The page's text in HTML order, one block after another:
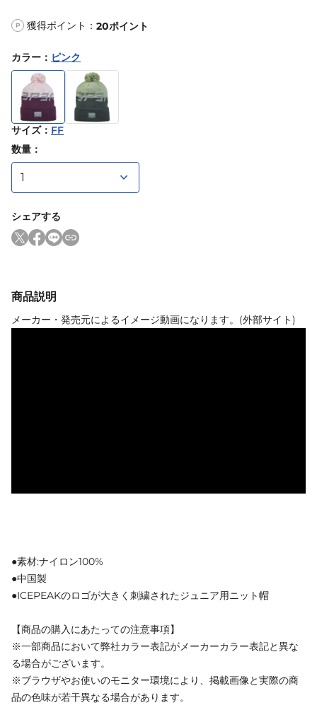
P 獲得ポイント： 20ポイント
カラー ： ピンク
サイズ： FF
数量：
シェアする
商品説明
メーカー・発売元によるイメージ動画になります。(外部サイト)
●素材:ナイロン100%
●中国製
●ICEPEAKのロゴが大きく刺繍されたジュニア用ニット帽
【商品の購入にあたっての注意事項】
※一部商品において弊社カラー表記がメーカーカラー表記と異な
る場合がございます。
※ブラウザやお使いのモニター環境により、掲載画像と実際の商
品の色味が若干異なる場合があります。